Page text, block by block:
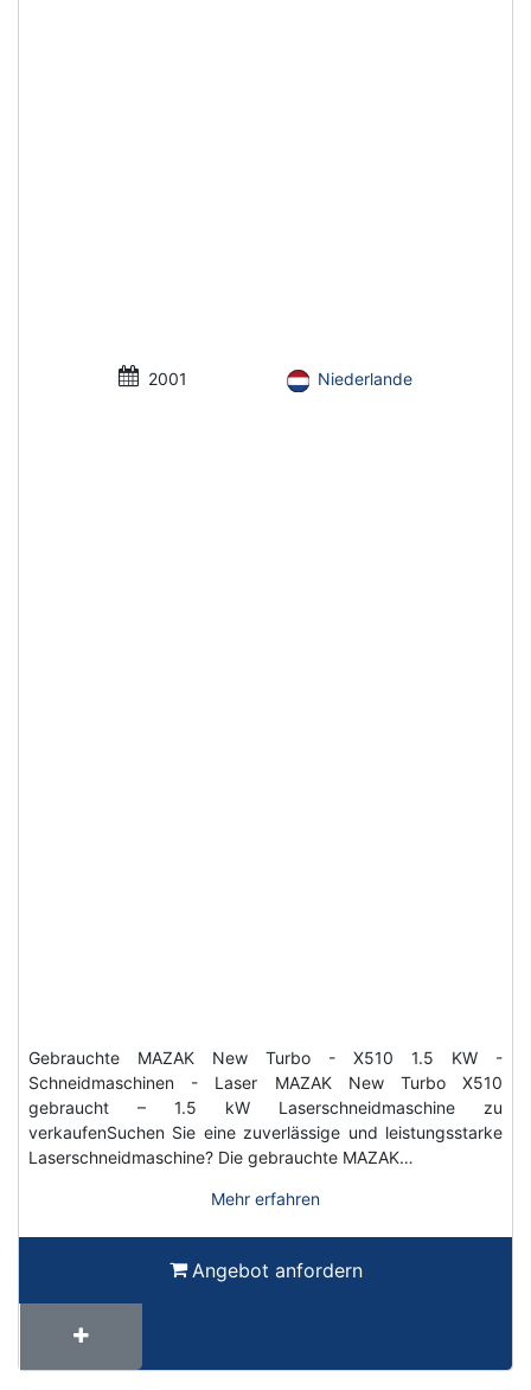
2001 Niederlande
Gebrauchte MAZAK New Turbo - X510 1.5 KW -
Schneidmaschinen - Laser MAZAK New Turbo X510
gebraucht – 1.5 kW Laserschneidmaschine zu
verkaufenSuchen Sie eine zuverlässige und leistungsstarke
Laserschneidmaschine? Die gebrauchte MAZAK…
Mehr erfahren
Angebot anfordern